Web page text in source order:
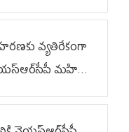
వ్యతిరేకంగా
మహిళా